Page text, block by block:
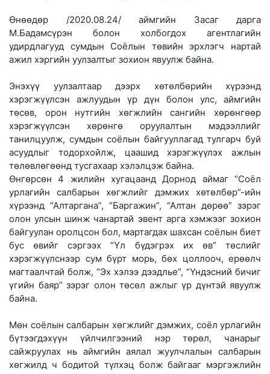
Өнөөдөр /2020.08.24/ аймгийн Засаг дарга
М.Бадамсүрэн болон холбогдох агентлагийн
удирдлагууд сумдын Соёлын төвийн эрхлэгч нартай
ажил хэргийн уулзалтыг зохион явуулж байна.
Энэхүү уулзалтаар дээрх хөтөлбөрийн хүрээнд
хэрэгжүүлсэн ажлуудын үр дүн болон улс, аймгийн
төсөв, орон нутгийн хөгжлийн сангийн хөрөнгөөр
хэрэгжүүлсэн хөрөнгө оруулалтын мэдээллийг
танилцуулж, сумдын соёлын байгууллагад тулгарч буй
асуудлыг тодорхойлж, цаашид хэрэгжүүлэх ажлын
төлөвлөгөөнд тусгахаар хэлэлцэж байна.
Өнгөрсөн 4 жилийн хугацаанд Дорнод аймаг “Соёл
урлагийн салбарын хөгжлийг дэмжих хөтөлбөр”-ийн
хүрээнд “Алтаргана”, “Баргажин”, “Алтан дөрөө” зэрэг
олон улсын шинж чанартай эвент арга хэмжээг зохион
байгуулан оролцсон бол, мартагдах шахсан соёлын биет
бус өвийг сэргээх “Үл бүдэгрэх их өв” төслийг
хэрэгжүүлснээр сум бүрт морь, бөх цоллооч, ерөөлч
магтаалчтай болж, “Эх хэлээ дээдлье”, “Үндэсний бичиг
үгийн баяр” зэрэг олон төсөл ажлыг үр дүнтэй явуулж
байна.
Мөн соёлын салбарын хөгжлийг дэмжих, соёл урлагийн
бүтээгдэхүүн үйлчилгээний нэр төрөл, чанарыг
сайжруулах нь аймгийн аялал жуулчлалын салбарын
хөгжилд ч бодитой түлхэц болж байгааг мэргэжлийн